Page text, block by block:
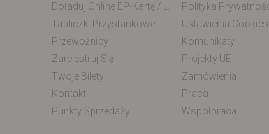
Polityka
Tabliczki Przystankowe
Ustawienia Cookies
Przewoźnicy
Komunikaty
Zarejestruj Się
Projekty UE
Twoje Bilety
Zamówienia
Kontakt
Praca
Punkty Sprzedaży
Współpraca